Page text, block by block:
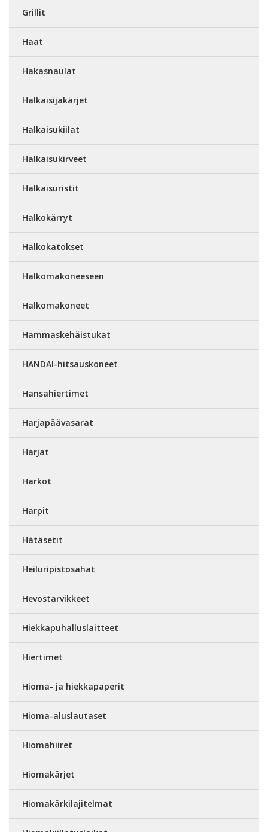
Grillit
Haat
Hakasnaulat
Halkaisijakärjet
Halkaisukiilat
Halkaisukirveet
Halkaisuristit
Halkokärryt
Halkokatokset
Halkomakoneeseen
Halkomakoneet
Hammaskehäistukat
HANDAI-hitsauskoneet
Hansahiertimet
Harjapäävasarat
Harjat
Harkot
Harpit
Hätäsetit
Heiluripistosahat
Hevostarvikkeet
Hiekkapuhalluslaitteet
Hiertimet
Hioma- ja hiekkapaperit
Hioma-aluslautaset
Hiomahiiret
Hiomakärjet
Hiomakärkilajitelmat